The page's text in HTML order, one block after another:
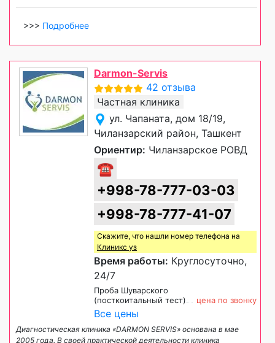
>>> Подробнее
Darmon-Servis
42 отзыва
Частная клиника
ул. Чапаната, дом 18/19,
Чиланзарский район, Ташкент
Ориентир: Чиланзарское РОВД
☎
+998-78-777-03-03
+998-78-777-41-07
Скажите, что нашли номер телефона на
Клиникс уз
Время работы: Круглосуточно,
24/7
Проба Шуварского
(посткоитальный тест)
цена по звонку
Все цены
Диагностическая клиника «DARMON SERVIS» основана в мае
2005 года. В своей практической деятельности клиника